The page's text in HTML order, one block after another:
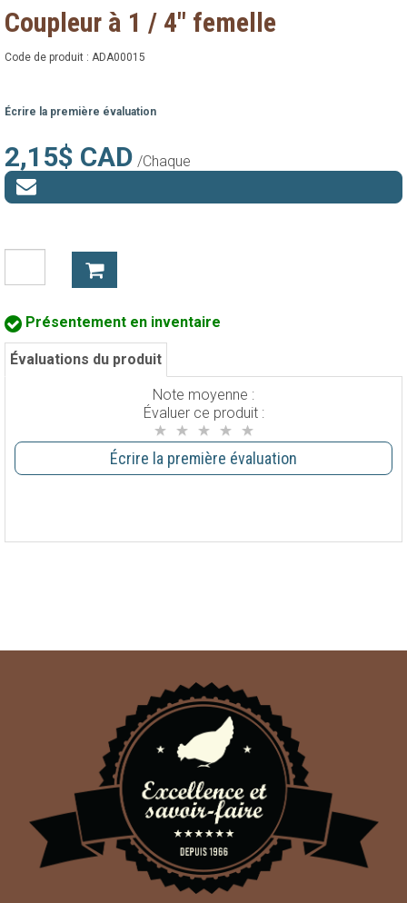
Coupleur à 1 / 4" femelle
Code de produit : ADA00015
Écrire la première évaluation
2,15$ CAD /Chaque
Présentement en inventaire
Évaluations du produit
Note moyenne :
Évaluer ce produit :
Écrire la première évaluation